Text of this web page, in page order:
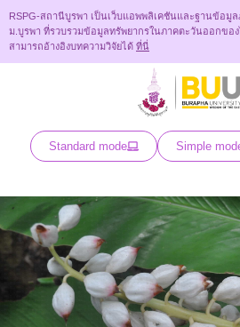
RSPG-สถานีบูรพา เป็นเว็บแอพพลิเคชันและฐานข้อมู
ม.บูรพา ที่รวบรวมข้อมูลทรัพยากรในภาคตะวันออกของ
สามารถอ้างอิงบทความวิจัยได้ ที่นี่
Standard mode Simple